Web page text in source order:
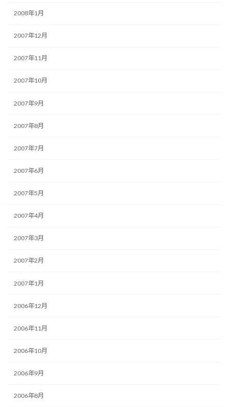
2008年1月
2007年12月
2007年11月
2007年10月
2007年9月
2007年8月
2007年7月
2007年6月
2007年5月
2007年4月
2007年3月
2007年2月
2007年1月
2006年12月
2006年11月
2006年10月
2006年9月
2006年8月